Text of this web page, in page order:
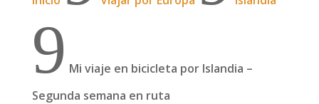
9 Mi viaje en bicicleta por Islandia –
Segunda semana en ruta